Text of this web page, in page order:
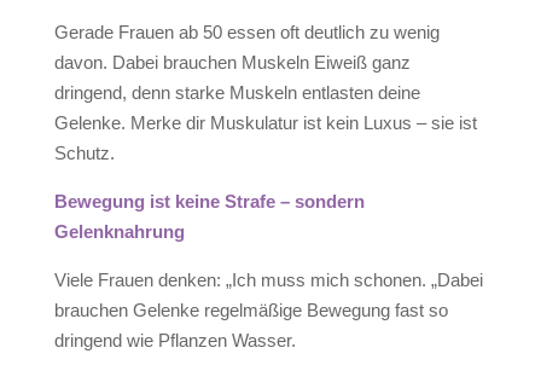
Gerade Frauen ab 50 essen oft deutlich zu wenig
davon. Dabei brauchen Muskeln Eiweiß ganz
dringend, denn starke Muskeln entlasten deine
Gelenke. Merke dir Muskulatur ist kein Luxus – sie ist
Schutz.
Bewegung ist keine Strafe – sondern
Gelenknahrung
Viele Frauen denken: „Ich muss mich schonen. „Dabei
brauchen Gelenke regelmäßige Bewegung fast so
dringend wie Pflanzen Wasser.